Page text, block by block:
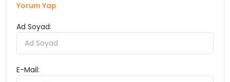
Yorum Yap
Ad Soyad:
E-Mail: